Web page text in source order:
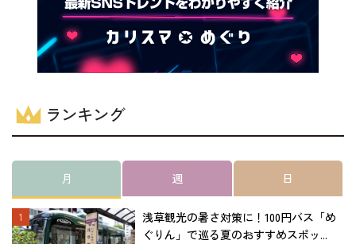
ランキング
月 週 日
浅草観光の暑さ対策に！100円バス「め
ぐりん」で巡る夏のおすすめスポッ...